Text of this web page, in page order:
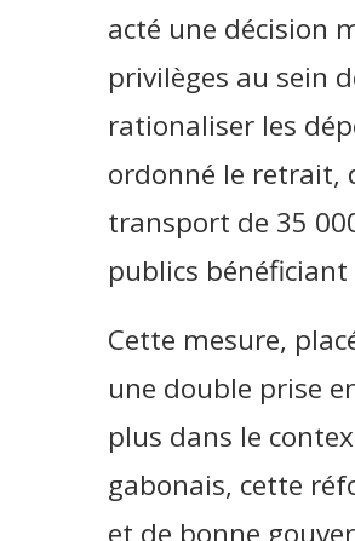
acté une décision
privilèges au sein
rationaliser les
ordonné le retrait,
transport de 35
publics bénéficiant
Cette mesure,
une double prise
plus dans le
gabonais, cette
et de bonne